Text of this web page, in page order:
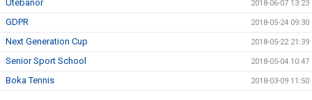
Utebanor 2018-06-07 13:23
GDPR 2018-05-24 09:30
Next Generation Cup 2018-05-22 21:39
Senior Sport School 2018-05-04 10:47
Boka Tennis 2018-03-09 11:50